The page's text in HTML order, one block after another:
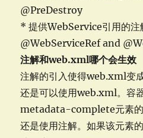
@PreDestroy
* 提供WebService引用的注
@WebServiceRef and
注解和web.xml哪个会生效
注解的引入使得web.xml变
还是可以使用web.xml。容
metadata-complete元素
还是使用注解。如果该元素